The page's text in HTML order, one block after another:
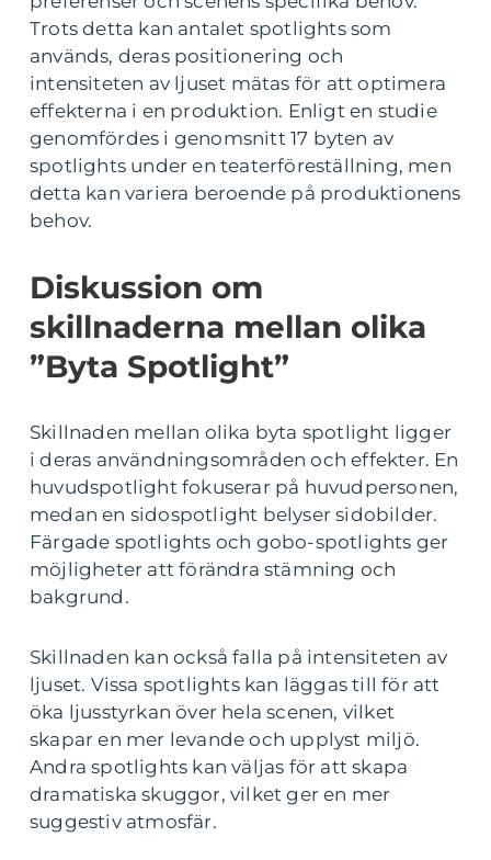
Trots detta kan antalet spotlights som
används, deras positionering och
intensiteten av ljuset mätas för att optimera
effekterna i en produktion. Enligt en studie
genomfördes i genomsnitt 17 byten av
spotlights under en teaterföreställning, men
detta kan variera beroende på produktionens
behov.
Diskussion om
skillnaderna mellan olika
”Byta Spotlight”
Skillnaden mellan olika byta spotlight ligger
i deras användningsområden och effekter. En
huvudspotlight fokuserar på huvudpersonen,
medan en sidospotlight belyser sidobilder.
Färgade spotlights och gobo-spotlights ger
möjligheter att förändra stämning och
bakgrund.
Skillnaden kan också falla på intensiteten av
ljuset. Vissa spotlights kan läggas till för att
öka ljusstyrkan över hela scenen, vilket
skapar en mer levande och upplyst miljö.
Andra spotlights kan väljas för att skapa
dramatiska skuggor, vilket ger en mer
suggestiv atmosfär.